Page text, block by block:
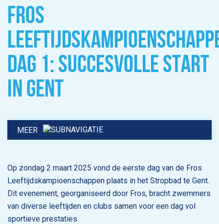
FROS
DAG 1: SUCCESVOLLE START
IN GENT
MEER
Op zondag 2 maart 2025 vond de eerste dag van de Fros
Leeftijdskampioenschappen plaats in het Stropbad te Gent.
Dit evenement, georganiseerd door Fros, bracht zwemmers
van diverse leeftijden en clubs samen voor een dag vol
sportieve prestaties.